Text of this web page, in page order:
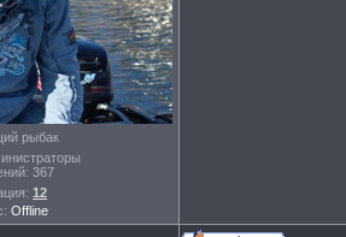
рыбак
367
12
Offline